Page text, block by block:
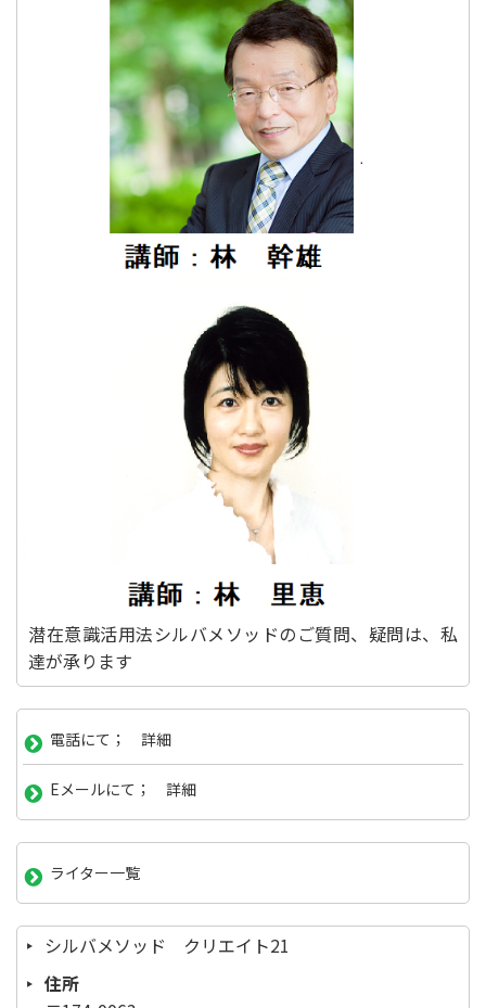
潜在意識活用法シルバメソッドのご質問、疑問は、私
達が承ります
電話にて； 詳細
Eメールにて； 詳細
ライター一覧
シルバメソッド クリエイト21
住所